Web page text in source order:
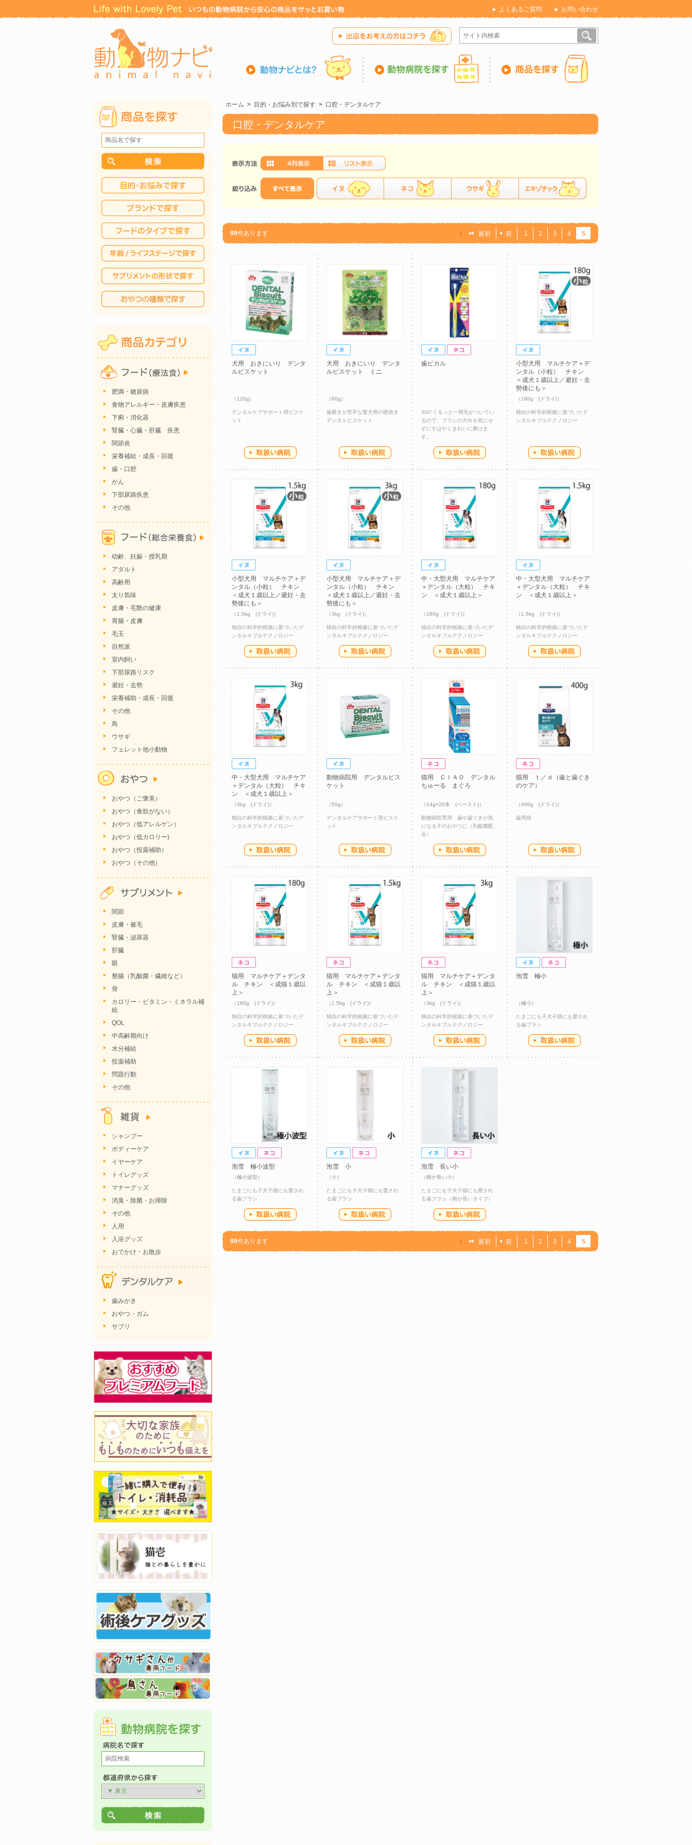
よくあるご質問 お問い合わせ
ホーム > 目的・お悩み別で探す > 口腔・デンタルケア
口腔・デンタルケア
99件あります ： 最初 前 1 2 3 4 5
犬用 おきにいり デンタ
ルビスケット
（120g）
デンタルケアサポート用ビスケ
ット
犬用 おきにいり デンタ
ルビスケット ミニ
（80g）
歯磨きが苦手な愛犬用の硬焼き
デンタルビスケット
歯ピカル
360°ぐるっと一周毛がついてい
るので、ブラシの方向を気にせ
ずにすばやくきれいに磨けま
す。
小型犬用 マルチケア＋デ
ンタル（小粒） チキン
＜成犬１歳以上／避妊・去
勢後にも＞
（180g (ドライ)）
独自の科学的根拠に基づいたデ
ンタルキブルテクノロジー
小型犬用 マルチケア＋デ
ンタル（小粒） チキン
＜成犬１歳以上／避妊・去
勢後にも＞
（1.5kg (ドライ)）
独自の科学的根拠に基づいたデ
ンタルキブルテクノロジー
小型犬用 マルチケア＋デ
ンタル（小粒） チキン
＜成犬１歳以上／避妊・去
勢後にも＞
（3kg (ドライ)）
独自の科学的根拠に基づいたデ
ンタルキブルテクノロジー
中・大型犬用 マルチケア
＋デンタル（大粒） チキ
ン ＜成犬１歳以上＞
（180g (ドライ)）
独自の科学的根拠に基づいたデ
ンタルキブルテクノロジー
中・大型犬用 マルチケア
＋デンタル（大粒） チキ
ン ＜成犬１歳以上＞
（1.5kg (ドライ)）
独自の科学的根拠に基づいたデ
ンタルキブルテクノロジー
中・大型犬用 マルチケア
＋デンタル（大粒） チキ
ン ＜成犬１歳以上＞
（3kg (ドライ)）
独自の科学的根拠に基づいたデ
ンタルキブルテクノロジー
動物病院用 デンタルビス
ケット
（50g）
デンタルケアサポート用ビスケ
ット
猫用 ＣＩＡＯ デンタル
ちゅーる まぐろ
（14g×20本 (ペースト)）
動物病院専用 歯や歯ぐきが気
になる子のおやつに（乳酸菌配
合）
猫用 ｔ／ｄ（歯と歯ぐき
のケア）
（400g (ドライ)）
歯周病
猫用 マルチケア＋デンタ
ル チキン ＜成猫１歳以
上＞
（180g (ドライ)）
独自の科学的根拠に基づいたデ
ンタルキブルテクノロジー
猫用 マルチケア＋デンタ
ル チキン ＜成猫１歳以
上＞
（1.5kg (ドライ)）
独自の科学的根拠に基づいたデ
ンタルキブルテクノロジー
猫用 マルチケア＋デンタ
ル チキン ＜成猫１歳以
上＞
（3kg (ドライ)）
独自の科学的根拠に基づいたデ
ンタルキブルテクノロジー
泡雪 極小
（極小）
たまごにも子犬子猫にも愛され
る歯ブラシ
泡雪 極小波型
（極小波型）
たまごにも子犬子猫にも愛され
る歯ブラシ
泡雪 小
（小）
たまごにも子犬子猫にも愛され
る歯ブラシ
泡雪 長い小
（柄が長い小）
たまごにも子犬子猫にも愛され
る歯ブラシ（柄が長いタイプ）
99件あります ： 最初 前 1 2 3 4 5
肥満・糖尿病
食物アレルギー・皮膚疾患
下痢・消化器
腎臓・心臓・肝臓 疾患
関節炎
栄養補給・成長・回復
歯・口腔
がん
下部尿路疾患
その他
幼齢、妊娠・授乳期
アダルト
高齢用
太り気味
皮膚・毛艶の健康
胃腸・皮膚
毛玉
自然派
室内飼い
下部尿路リスク
避妊・去勢
栄養補助・成長・回復
その他
鳥
ウサギ
フェレット他小動物
おやつ（ご褒美）
おやつ（食欲がない）
おやつ（低アレルゲン）
おやつ（低カロリー)
おやつ（投薬補助）
おやつ（その他）
関節
皮膚・被毛
腎臓・泌尿器
肝臓
眼
整腸（乳酸菌・繊維など）
骨
カロリー・ビタミン・ミネラル補
給
QOL
中高齢期向け
水分補給
投薬補助
問題行動
その他
シャンプー
ボディーケア
イヤーケア
トイレグッズ
マナーグッズ
消臭・除菌・お掃除
その他
人用
入浴グッズ
おでかけ・お散歩
歯みがき
おやつ・ガム
サプリ